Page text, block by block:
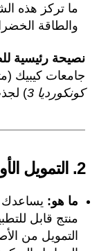
ما تركز هذه
والطاقة
نصيحة رئيسية
جامعات كيبيك
كونكورديا 3
)
2. التمويل
ما هو: يساعدك
منتج قابل
التمويل من